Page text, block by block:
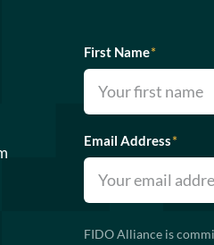
First Name*
Email Address*
FIDO Alliance is